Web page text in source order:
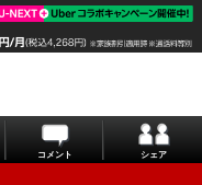
コメント シェア